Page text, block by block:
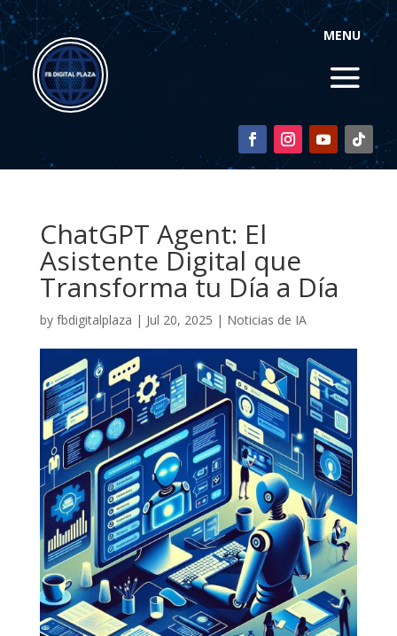
MENU
ChatGPT Agent: El
Asistente Digital que
Transforma tu Día a Día
by fbdigitalplaza | Jul 20, 2025 | Noticias de IA